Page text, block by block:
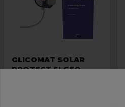
GLICOMAT SOLAR
PROTECT SI GEO